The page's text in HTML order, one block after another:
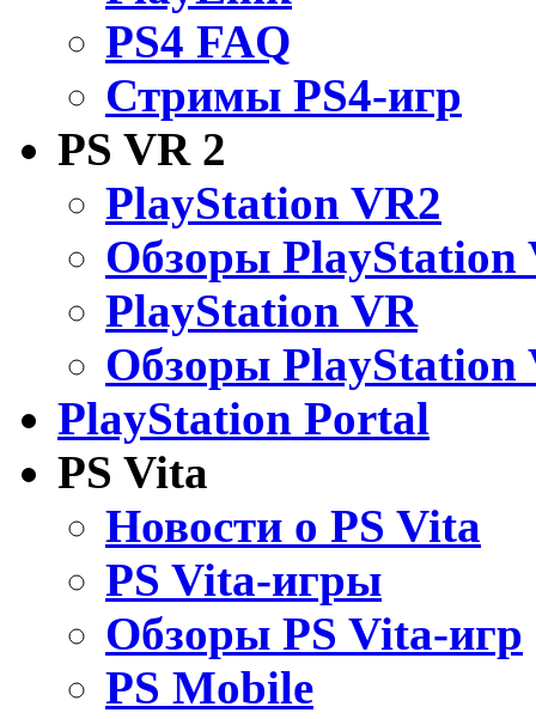
PS4 FAQ
Стримы PS4-игр
PS VR 2
PlayStation VR2
Обзоры PlayStation
PlayStation VR
Обзоры PlayStation
PlayStation Portal
PS Vita
Новости о PS Vita
PS Vita-игры
Обзоры PS Vita-игр
PS Mobile